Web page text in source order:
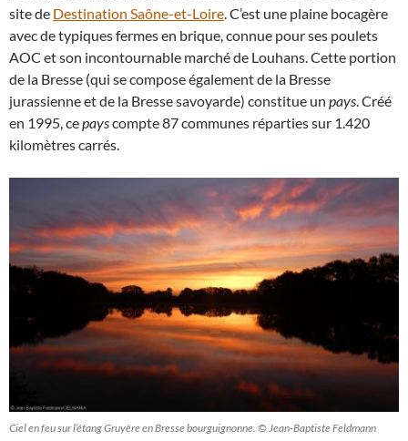
site de Destination Saône-et-Loire. C’est une plaine bocagère
avec de typiques fermes en brique, connue pour ses poulets
AOC et son incontournable marché de Louhans. Cette portion
de la Bresse (qui se compose également de la Bresse
jurassienne et de la Bresse savoyarde) constitue un pays. Créé
en 1995, cepayscompte 87 communes réparties sur 1.420
kilomètres carrés.
Ciel en feu sur l’étang Gruyère en Bresse bourguignonne. © Jean-Baptiste Feldmann